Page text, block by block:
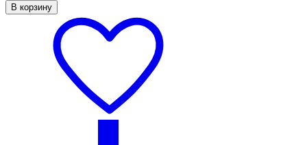
В корзину